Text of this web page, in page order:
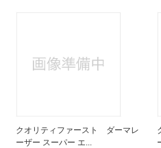
クオリティファースト ダーマレ
ーザー スーパー エ...